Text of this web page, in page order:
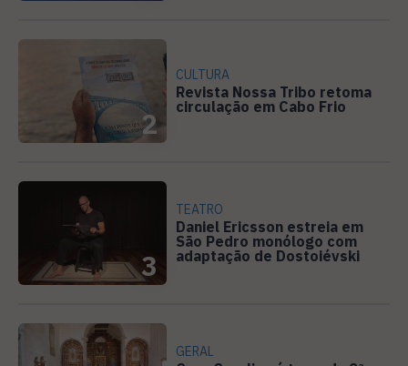
2
CULTURA
Revista Nossa Tribo retoma
circulação em Cabo Frio
3
TEATRO
Daniel Ericsson estreia em
São Pedro monólogo com
adaptação de Dostoiévski
GERAL